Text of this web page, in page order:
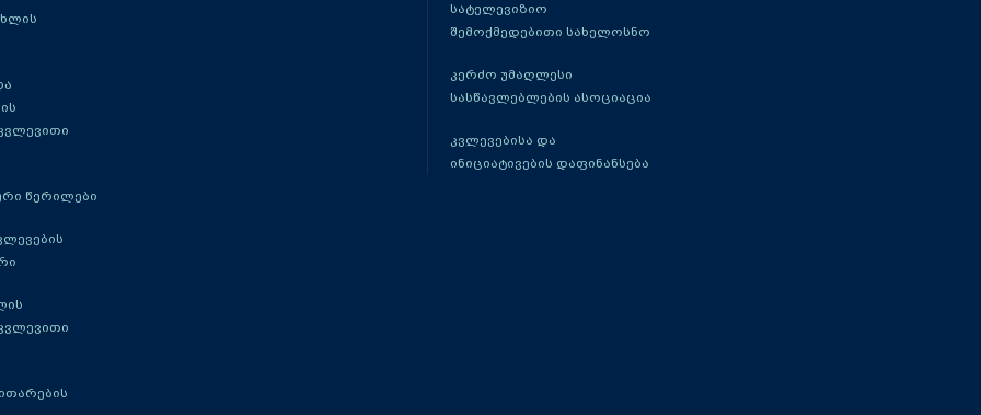
წერილები
სატელევიზიო
შემოქმედებითი სახელოსნო
კერძო უმაღლესი
სასწავლებლების ასოციაცია
კვლევებისა და
ინიციატივების დაფინანსება